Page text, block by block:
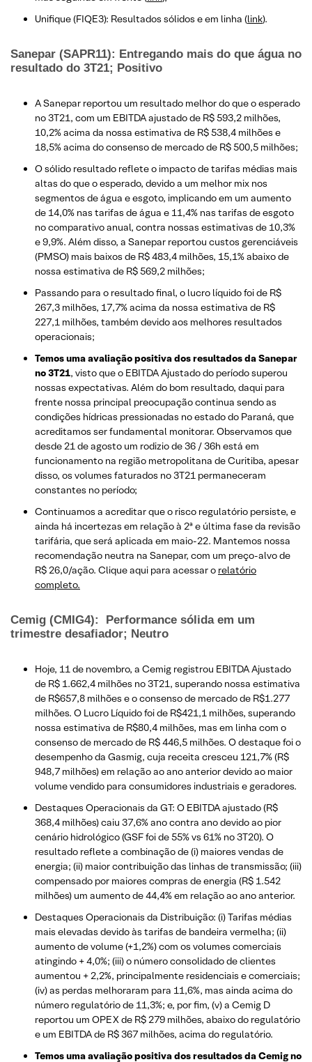
Unifique (FIQE3): Resultados sólidos e em linha (link).
Sanepar (SAPR11): Entregando mais do que água no
resultado do 3T21; Positivo
A Sanepar reportou um resultado melhor do que o esperado
no 3T21, com um EBITDA ajustado de R$ 593,2 milhões,
10,2% acima da nossa estimativa de R$ 538,4 milhões e
18,5% acima do consenso de mercado de R$ 500,5 milhões;
O sólido resultado reflete o impacto de tarifas médias mais
altas do que o esperado, devido a um melhor mix nos
segmentos de água e esgoto, implicando em um aumento
de 14,0% nas tarifas de água e 11,4% nas tarifas de esgoto
no comparativo anual, contra nossas estimativas de 10,3%
e 9,9%. Além disso, a Sanepar reportou custos gerenciáveis
(PMSO) mais baixos de R$ 483,4 milhões, 15,1% abaixo de
nossa estimativa de R$ 569,2 milhões;
Passando para o resultado final, o lucro líquido foi de R$
267,3 milhões, 17,7% acima da nossa estimativa de R$
227,1 milhões, também devido aos melhores resultados
operacionais;
Temos uma avaliação positiva dos resultados da Sanepar
no 3T21, visto que o EBITDA Ajustado do período superou
nossas expectativas. Além do bom resultado, daqui para
frente nossa principal preocupação continua sendo as
condições hídricas pressionadas no estado do Paraná, que
acreditamos ser fundamental monitorar. Observamos que
desde 21 de agosto um rodizio de 36 / 36h está em
funcionamento na região metropolitana de Curitiba, apesar
disso, os volumes faturados no 3T21 permaneceram
constantes no período;
Continuamos a acreditar que o risco regulatório persiste, e
ainda há incertezas em relação à 2ª e última fase da revisão
tarifária, que será aplicada em maio-22. Mantemos nossa
recomendação neutra na Sanepar, com um preço-alvo de
R$ 26,0/ação. Clique aqui para acessar o relatório
completo.
Cemig (CMIG4): Performance sólida em um
trimestre desafiador; Neutro
Hoje, 11 de novembro, a Cemig registrou EBITDA Ajustado
de R$ 1.662,4 milhões no 3T21, superando nossa estimativa
de R$657,8 milhões e o consenso de mercado de R$1.277
milhões. O Lucro Líquido foi de R$421,1 milhões, superando
nossa estimativa de R$80,4 milhões, mas em linha com o
consenso de mercado de R$ 446,5 milhões. O destaque foi o
desempenho da Gasmig, cuja receita cresceu 121,7% (R$
948,7 milhões) em relação ao ano anterior devido ao maior
volume vendido para consumidores industriais e geradores.
Destaques Operacionais da GT: O EBITDA ajustado (R$
368,4 milhões) caiu 37,6% ano contra ano devido ao pior
cenário hidrológico (GSF foi de 55% vs 61% no 3T20). O
resultado reflete a combinação de (i) maiores vendas de
energia; (ii) maior contribuição das linhas de transmissão; (iii)
compensado por maiores compras de energia (R$ 1.542
milhões) um aumento de 44,4% em relação ao ano anterior.
Destaques Operacionais da Distribuição: (i) Tarifas médias
mais elevadas devido às tarifas de bandeira vermelha; (ii)
aumento de volume (+1,2%) com os volumes comerciais
atingindo + 4,0%; (iii) o número consolidado de clientes
aumentou + 2,2%, principalmente residenciais e comerciais;
(iv) as perdas melhoraram para 11,6%, mas ainda acima do
número regulatório de 11,3%; e, por fim, (v) a Cemig D
reportou um OPEX de R$ 279 milhões, abaixo do regulatório
e um EBITDA de R$ 367 milhões, acima do regulatório.
Temos uma avaliação positiva dos resultados da Cemig no